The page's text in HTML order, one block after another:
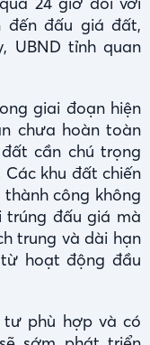
đến đấu giá đất,
UBND tỉnh quan
giai đoạn hiện
chưa hoàn toàn
cần chú trọng
khu đất chiến
công không
trúng đấu giá mà
trung và dài hạn
hoạt động đầu
phù hợp và có